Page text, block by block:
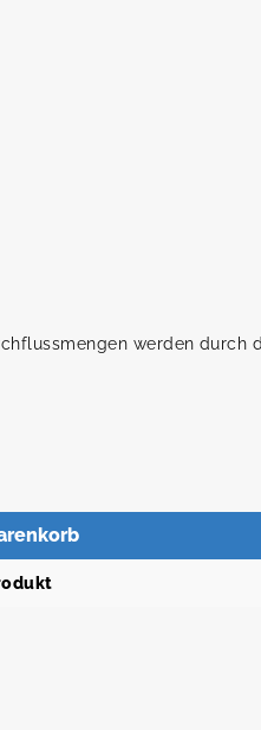
werden durch